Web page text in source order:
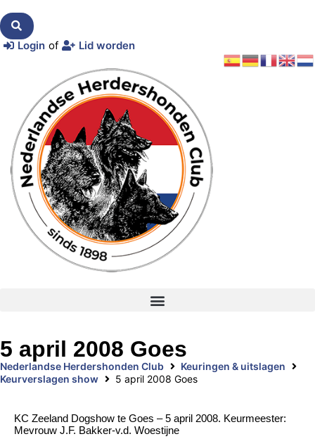
Login of Lid worden
5 april 2008 Goes
Nederlandse Herdershonden Club
Keuringen & uitslagen
Keurverslagen show
5 april 2008 Goes
KC Zeeland Dogshow te Goes – 5 april 2008. Keurmeester:
Mevrouw J.F. Bakker-v.d. Woestijne